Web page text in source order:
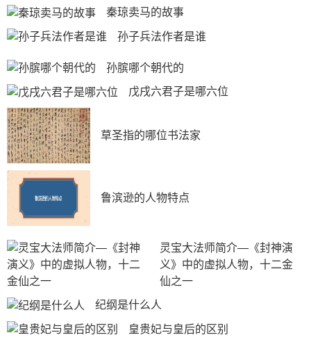
3、三打祝家庄——林冲为主力之一,击败祝氏三杰之
一的祝龙.
4、高唐州救柴进——林冲为主力之一,消灭高廉的所
谓“神兵”.
5、大战呼延灼连环马——林冲为第二阵主将,与呼延
灼大战五十多回合不分胜败.
6、曾头市救晁盖——晁盖不听林冲劝阻,中计失败,林
冲断后,拼死救回受伤的晁盖.
8、收关胜之战——林冲为主力之一,与秦明大战关胜,
并率部击败关胜副将郝思文并生擒之.
9、二攻大名府救卢俊义——林冲为主力之一,第二队
主将.
秦琼卖马的故事
孙子兵法作者是谁
孙膑哪个朝代的
戊戌六君子是哪六位
草圣指的哪位书法家
鲁滨逊的人物特点
灵宝大法师简介—《封神演
义》中的虚拟人物，十二金
仙之一
纪纲是什么人
皇贵妃与皇后的区别